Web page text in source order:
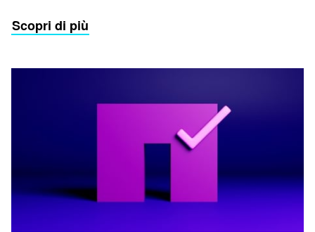
Scopri di più